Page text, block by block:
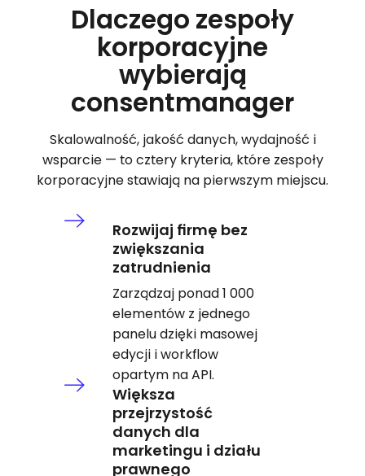
Dlaczego zespoły
korporacyjne
wybierają
consentmanager
Skalowalność, jakość danych, wydajność i
wsparcie — to cztery kryteria, które zespoły
korporacyjne stawiają na pierwszym miejscu.
Rozwijaj firmę bez
zwiększania
zatrudnienia
Zarządzaj ponad 1 000
elementów z jednego
panelu dzięki masowej
edycji i workflow
opartym na API.
Większa
przejrzystość
danych dla
marketingu i działu
prawnego